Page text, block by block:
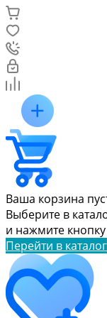
Ваша корзина
Выберите в
и нажмите
Перейти в каталог